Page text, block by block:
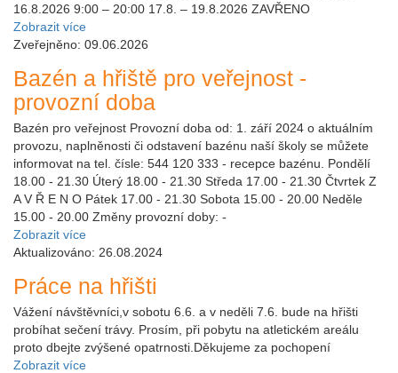
16.8.2026 9:00 – 20:00 17.8. – 19.8.2026 ZAVŘENO
Zobrazit více
Zveřejněno: 09.06.2026
Bazén a hřiště pro veřejnost -
provozní doba
Bazén pro veřejnost Provozní doba od: 1. září 2024 o aktuálním
provozu, naplněnosti či odstavení bazénu naší školy se můžete
informovat na tel. čísle: 544 120 333 - recepce bazénu. Pondělí
18.00 - 21.30 Úterý 18.00 - 21.30 Středa 17.00 - 21.30 Čtvrtek Z
A V Ř E N O Pátek 17.00 - 21.30 Sobota 15.00 - 20.00 Neděle
15.00 - 20.00 Změny provozní doby: -
Zobrazit více
Aktualizováno: 26.08.2024
Práce na hřišti
Vážení návštěvníci,v sobotu 6.6. a v neděli 7.6. bude na hřišti
probíhat sečení trávy. Prosím, při pobytu na atletickém areálu
proto dbejte zvýšené opatrnosti.Děkujeme za pochopení
Zobrazit více